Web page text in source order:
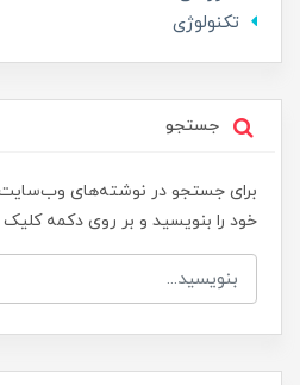
تکنولوژی
جستجو
برای جستجو در نوشته‌های
خود را بنویسید و بر روی دکمه کلیک